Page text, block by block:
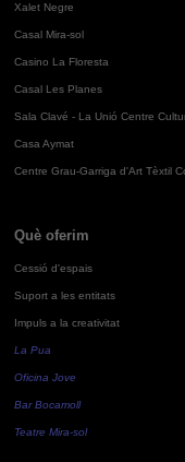
Xalet Negre
Casal Mira-sol
Casino La Floresta
Casal Les Planes
Sala Clavé - La Unió Centre
Casa Aymat
Centre Grau-Garriga d'Art Tèxtil
Què oferim
Cessió d'espais
Suport a les entitats
Impuls a la creativitat
La Pua
Oficina Jove
Bar Bocamoll
Teatre Mira-sol